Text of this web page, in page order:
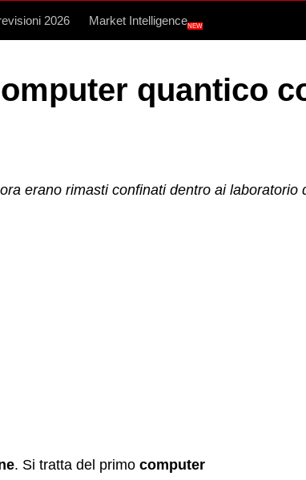
2026 Market IntelligenceNEW
quantico
erano rimasti confinati dentro ai
. Si tratta del primo computer